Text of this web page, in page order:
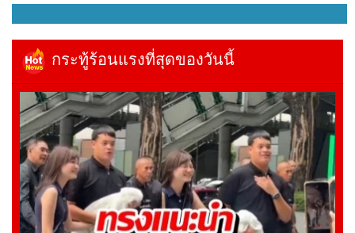
กระทู้ร้อนแรงที่สุดของวันนี้